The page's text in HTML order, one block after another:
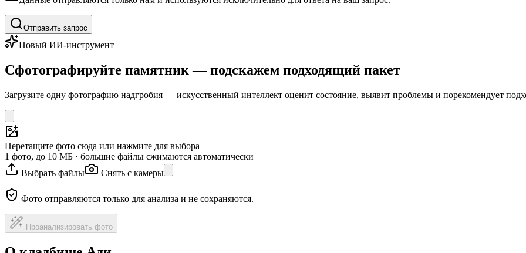
Отправить запрос
Новый ИИ-инструмент
Сфотографируйте памятник — подскажем подходящий пакет
Загрузите одну фотографию надгробия — искусственный интеллект оценит состояние, выявит проблемы и порекомендует
Перетащите фото сюда или нажмите для выбора
1 фото, до 10 МБ · большие файлы сжимаются автоматически
Выбрать файлы
Снять с камеры
Фото отправляются только для анализа и не сохраняются.
Проанализировать фото